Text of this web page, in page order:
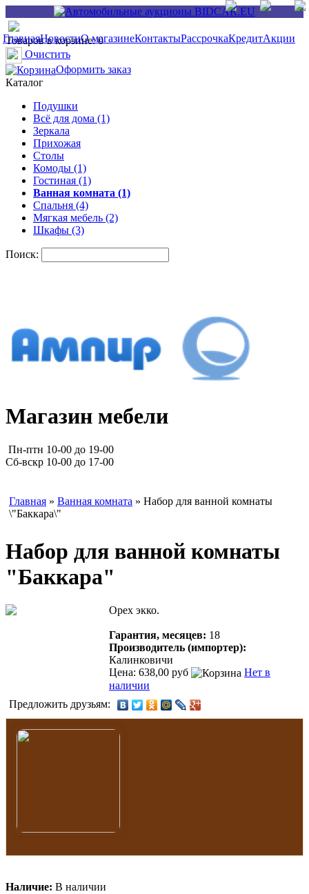
ГлавнаяНовостиО магазинеКонтактыРассрочкаКредитАкции
Товаров в корзине: 0
Очистить
Оформить заказ
Каталог
Подушки
Всё для дома (1)
Зеркала
Прихожая
Столы
Комоды (1)
Гостиная (1)
Ванная комната (1)
Спальня (4)
Мягкая мебель (2)
Шкафы (3)
Поиск:
Магазин мебели
Пн-птн 10-00 до 19-00
Сб-вскр 10-00 до 17-00
Главная » Ванная комната » Набор для ванной комнаты
\"Баккара\"
Набор для ванной комнаты
"Баккара"
Орех экко.
Гарантия, месяцев: 18
Производитель (импортер):
Калинковичи
Цена: 638,00 руб
Нет в
наличии
Предложить друзьям:
Наличие: В наличии